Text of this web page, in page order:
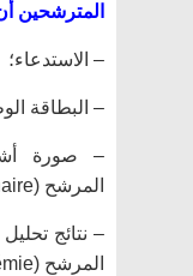
المترشحين
– الاستدعاء؛
– البطاقة
– صورة
المرشح (radio pulmonaire)؛
– نتائج
المرشح (Analyse Glycémie)؛